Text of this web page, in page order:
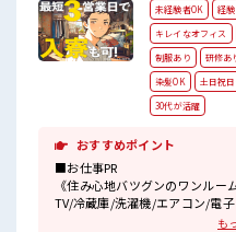
未経験者OK 経
キレイなオフィス
制服あり
研修あ
染髪OK
土日祝
30代が活躍
おすすめポイント
■お仕事PR
《住み心地バツグンのワンルー
TV/冷蔵庫/洗濯機/エアコン/電子
も